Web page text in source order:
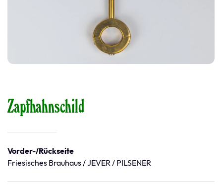
Zapfhahnschild
Vorder-/Rückseite
Friesisches Brauhaus / JEVER / PILSENER